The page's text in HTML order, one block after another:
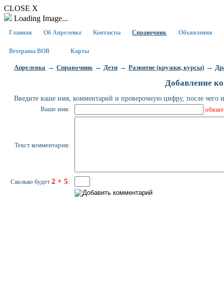
CLOSE X
Loading Image...
Главная Об Апрелевке Контакты Справочник Объявления
Ветераны ВОВ Карты
Апрелевка → Справочник → Дети → Развитие (кружки, курсы) →
Добавление
Введите ваше имя, комментарий и проверочную цифру, после чего
Ваше имя:
Текст комментария:
Сколько будет 2 + 5: